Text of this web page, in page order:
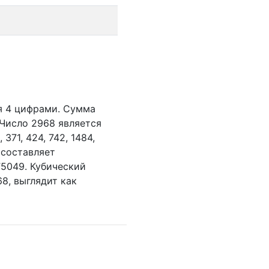
4 цифрами. Сумма
Число 2968 является
371, 424, 742, 1484,
Кубический
выглядит как